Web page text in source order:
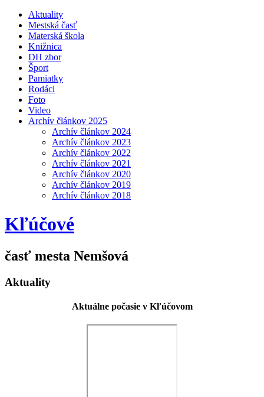
Aktuality
Mestská časť
Materská škola
Knižnica
DH zbor
Šport
Pamiatky
Rodáci
Foto
Video
Archív článkov 2025
Archív článkov 2024
Archív článkov 2023
Archív článkov 2022
Archív článkov 2021
Archív článkov 2020
Archív článkov 2019
Archív článkov 2018
Kľúčové
časť mesta Nemšová
Aktuality
Aktuálne počasie v Kľúčovom